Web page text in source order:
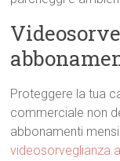
Proteggere la tua
commerciale non
abbonamenti
videosorveglianza